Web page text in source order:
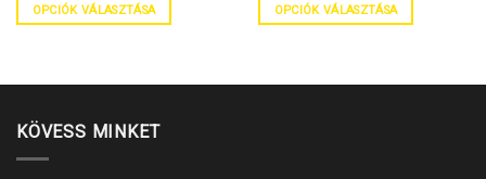
OPCIÓK VÁLASZTÁSA OPCIÓK VÁLASZTÁSA
KÖVESS MINKET